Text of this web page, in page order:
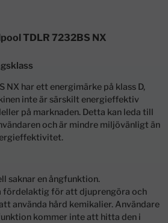
TDLR 7232BS NX
NX har ett energimärke på klass D,
inte är särskilt energieffektiv
på marknaden. Detta kan leda till
och är mindre miljövänligt än
saknar en ångfunktion.
fördelaktig för att djuprengöra och
använda hård kemikalier. Användare
kommer inte att hitta den i